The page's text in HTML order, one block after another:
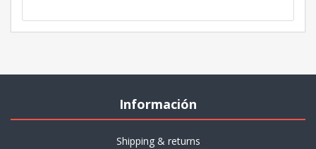
Información
Shipping & returns